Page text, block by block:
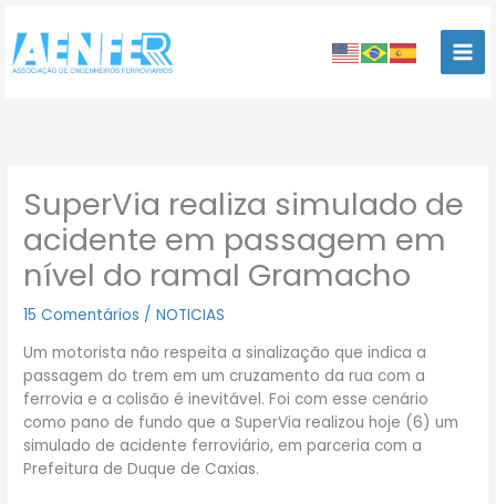
para
conteúdo
SuperVia realiza simulado de
acidente em passagem em
nível do ramal Gramacho
15 Comentários /NOTICIAS
Um motorista não respeita a sinalização que indica a
passagem do trem em um cruzamento da rua com a
ferrovia e a colisão é inevitável. Foi com esse cenário
como pano de fundo que a SuperVia realizou hoje (6) um
simulado de acidente ferroviário, em parceria com a
Prefeitura de Duque de Caxias.